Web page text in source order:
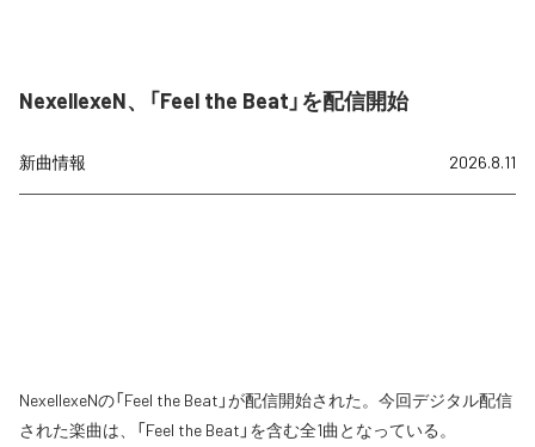
NexellexeN、「Feel the Beat」を配信開始
新曲情報 2026.8.11
NexellexeNの「Feel the Beat」が配信開始された。今回デジタル配信
された楽曲は、「Feel the Beat」を含む全1曲となっている。